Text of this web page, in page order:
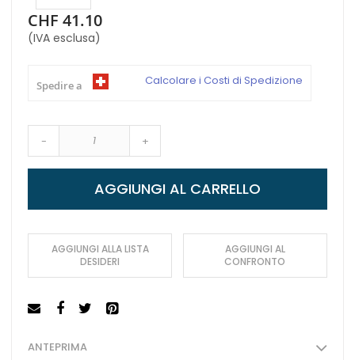
CHF 41.10
(IVA esclusa)
Spedire a Calcolare i Costi di Spedizione
- +
AGGIUNGI AL CARRELLO
AGGIUNGI ALLA LISTA
DESIDERI
AGGIUNGI AL
CONFRONTO
ANTEPRIMA